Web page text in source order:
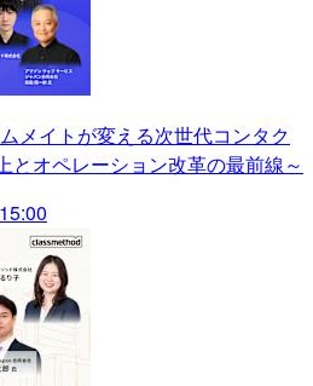
メイトが変える次世代コンタク
とオペレーション改革の最前線～